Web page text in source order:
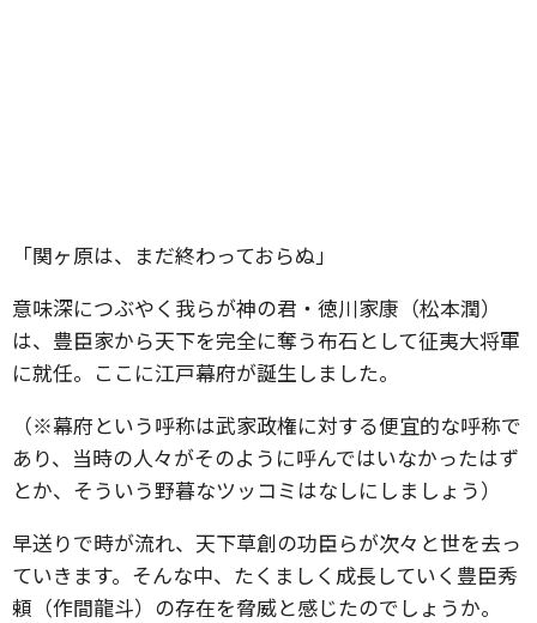
「関ヶ原は、まだ終わっておらぬ」
意味深につぶやく我らが神の君・徳川家康（松本潤）
は、豊臣家から天下を完全に奪う布石として征夷大将軍
に就任。ここに江戸幕府が誕生しました。
（※幕府という呼称は武家政権に対する便宜的な呼称で
あり、当時の人々がそのように呼んではいなかったはず
とか、そういう野暮なツッコミはなしにしましょう）
早送りで時が流れ、天下草創の功臣らが次々と世を去っ
ていきます。そんな中、たくましく成長していく豊臣秀
頼（作間龍斗）の存在を脅威と感じたのでしょうか。